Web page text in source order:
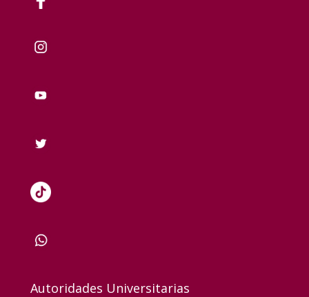
Autoridades Universitarias